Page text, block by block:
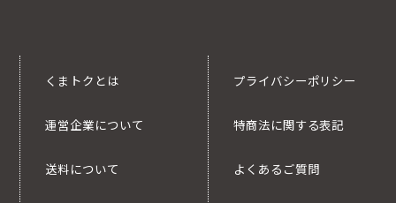
くまトクとは
運営企業について
送料について
プライバシーポリシー
特商法に関する表記
よくあるご質問